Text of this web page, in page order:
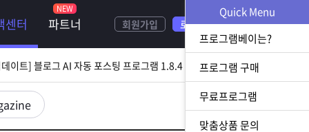
센터 파트너
NEW
회원가입 로그인
[ 2026.08.05 업데이트] 스토어 사업자 디비 추출 프로그램 1.5.9 업데이트
[ 2026.07.31 업데이트] 블로그 AI 자동 포스팅 프로그램 1.8.4 업데이트
이트] N사 쪽지 자동 발송 프로그램 1.3.0 업데이트
Quick Menu
프로그램베이는?
프로그램 구매
무료프로그램
맞춤상품 문의